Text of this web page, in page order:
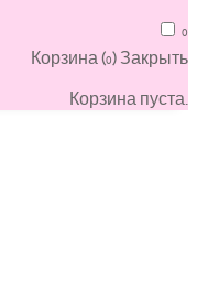
0
Корзина (0)Закрыть
Корзина пуста.